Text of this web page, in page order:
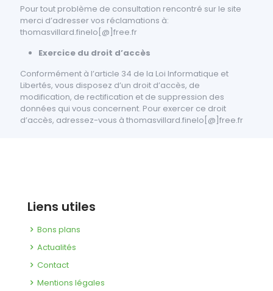
Pour tout problème de consultation rencontré sur le site
merci d’adresser vos réclamations à:
thomasvillard.finelo[@]free.fr
Exercice du droit d’accès
Conformément à l’article 34 de la Loi Informatique et
Libertés, vous disposez d’un droit d’accès, de
modification, de rectification et de suppression des
données qui vous concernent. Pour exercer ce droit
d’accès, adressez-vous à thomasvillard.finelo[@]free.fr
Liens utiles
Bons plans
Actualités
Contact
Mentions légales